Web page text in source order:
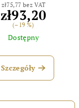
zł75,77 bez VAT
zł93,20
(–19 %)
Dostępny
Szczegóły